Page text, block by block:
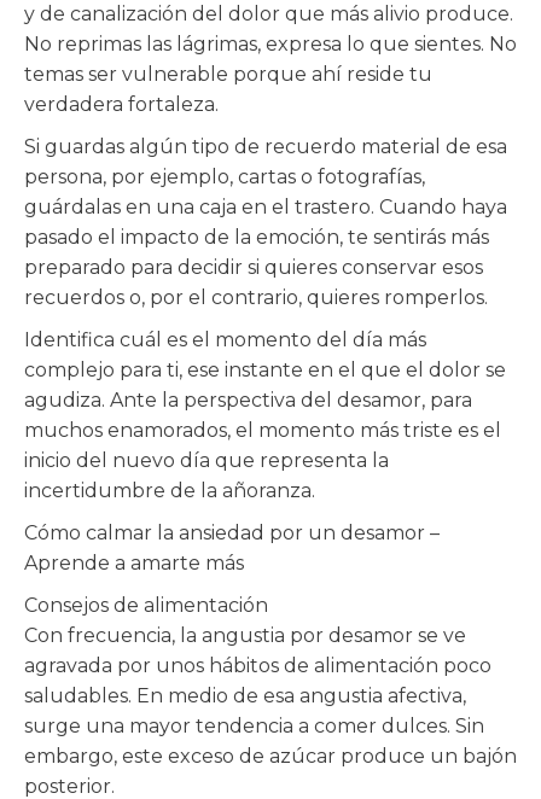
y de canalización del dolor que más alivio produce.
No reprimas las lágrimas, expresa lo que sientes. No
temas ser vulnerable porque ahí reside tu
verdadera fortaleza.
Si guardas algún tipo de recuerdo material de esa
persona, por ejemplo, cartas o fotografías,
guárdalas en una caja en el trastero. Cuando haya
pasado el impacto de la emoción, te sentirás más
preparado para decidir si quieres conservar esos
recuerdos o, por el contrario, quieres romperlos.
Identifica cuál es el momento del día más
complejo para ti, ese instante en el que el dolor se
agudiza. Ante la perspectiva del desamor, para
muchos enamorados, el momento más triste es el
inicio del nuevo día que representa la
incertidumbre de la añoranza.
Cómo calmar la ansiedad por un desamor –
Aprende a amarte más
Consejos de alimentación
Con frecuencia, la angustia por desamor se ve
agravada por unos hábitos de alimentación poco
saludables. En medio de esa angustia afectiva,
surge una mayor tendencia a comer dulces. Sin
embargo, este exceso de azúcar produce un bajón
posterior.